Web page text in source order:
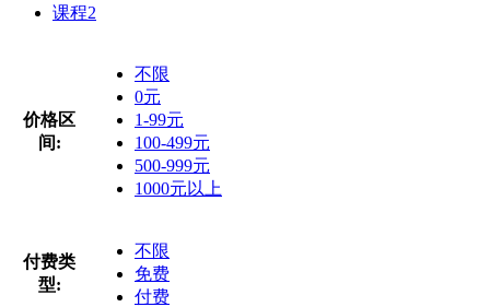
课程2
价格区
间:
不限
0元
1-99元
100-499元
500-999元
1000元以上
付费类
型:
不限
免费
付费